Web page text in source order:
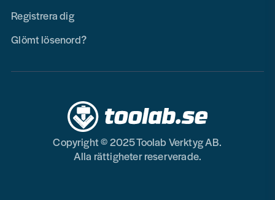
Registrera dig
Glömt lösenord?
Copyright © 2025 Toolab Verktyg AB.
Alla rättigheter reserverade.